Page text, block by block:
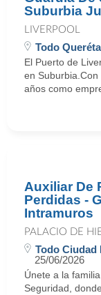
Suburbia
LIVERPOOL
Todo
El Puerto de
en
años como
Auxiliar De
Perdidas -
Intramuros
PALACIO DE
Todo Ciudad
25/06/2026
Únete a la
Seguridad,